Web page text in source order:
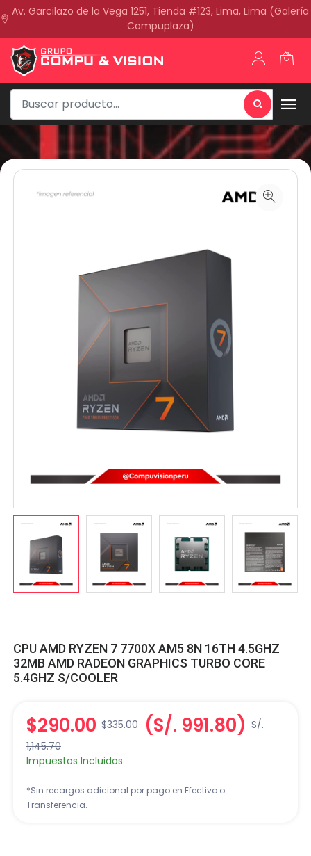
Av. Garcilazo de la Vega 1251, Tienda #123, Lima, Lima (Galería
Compuplaza)
CPU AMD RYZEN 7 7700X AM5 8N 16TH 4.5GHZ
32MB AMD RADEON GRAPHICS TURBO CORE
5.4GHZ S/COOLER
$290.00 $335.00 (S/. 991.80) S/.
1,145.70
Impuestos Incluidos
*Sin recargos adicional por pago en Efectivo o
Transferencia.